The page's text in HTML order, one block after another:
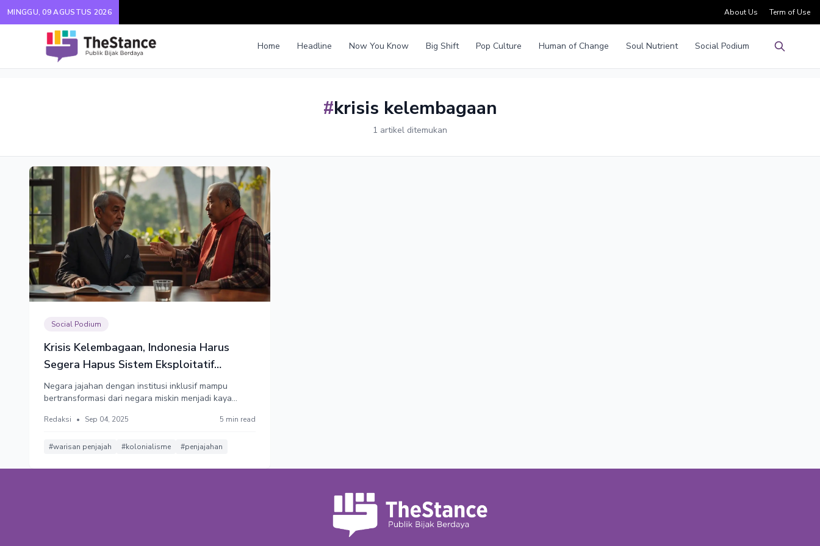
MINGGU, 09 AGUSTUS 2026 About Us Term of Use
Home Headline Now You Know Big Shift Pop Culture Human of Change Soul Nutrient
Social Podium
#krisis kelembagaan
1 artikel ditemukan
Social Podium
Krisis Kelembagaan, Indonesia Harus
Segera Hapus Sistem Eksploitatif
Warisan Belanda
Negara jajahan dengan institusi inklusif mampu
bertransformasi dari negara miskin menjadi kaya
ekonomi ekstraktif, seperti Indonesia, gagal. Presiden
ini, dari ekstraktif menjadi lebih inklusif.
Redaksi • Sep 04, 2025 5 min read
#warisan penjajah #kolonialisme #penjajahan